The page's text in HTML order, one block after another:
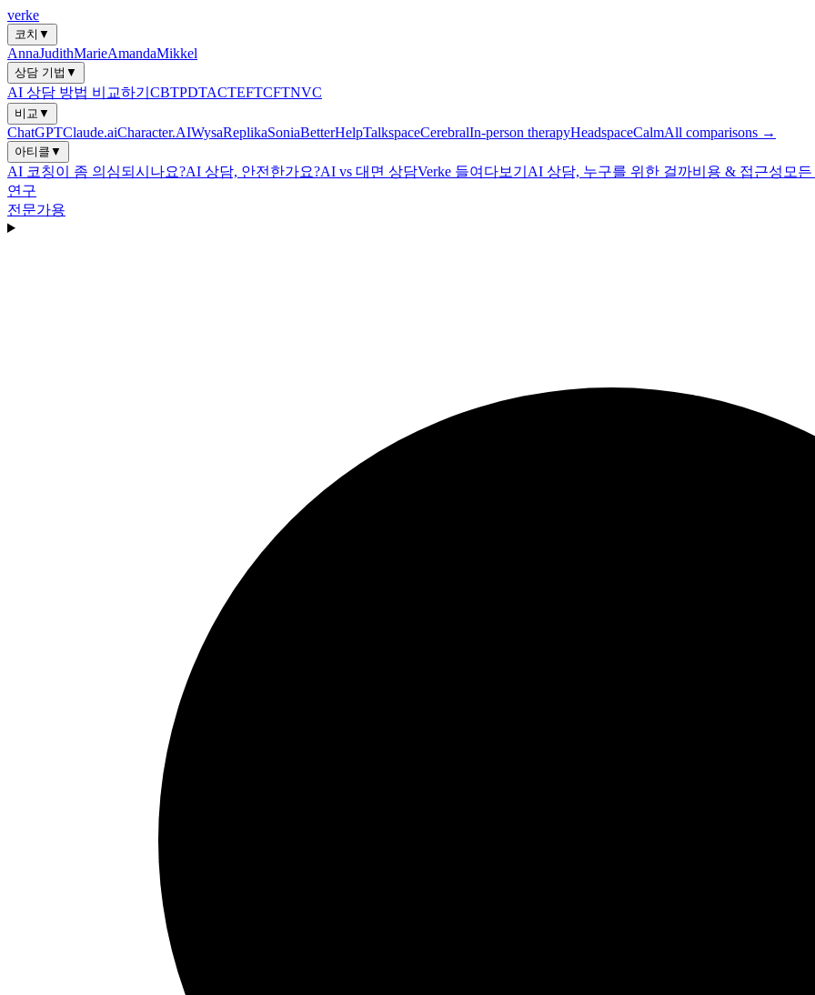
verke
코치 ▼
AnnaJudithMarieAmandaMikkel
상담 기법 ▼
AI 상담 방법 비교하기 CBTPDTACTEFTCFTNVC
비교 ▼
ChatGPTClaude.aiCharacter.AIWysaReplikaSoniaBetterHelpTalkspaceCerebralIn-person therapyHeadspaceCalmAll comparisons →
아티클 ▼
AI 코칭이 좀 의심되시나요?AI 상담, 안전한가요?AI vs 대면 상담Verke 들여다보기 AI 상담, 누구를 위한 걸까비용 & 접근성 모
연구
전문가용